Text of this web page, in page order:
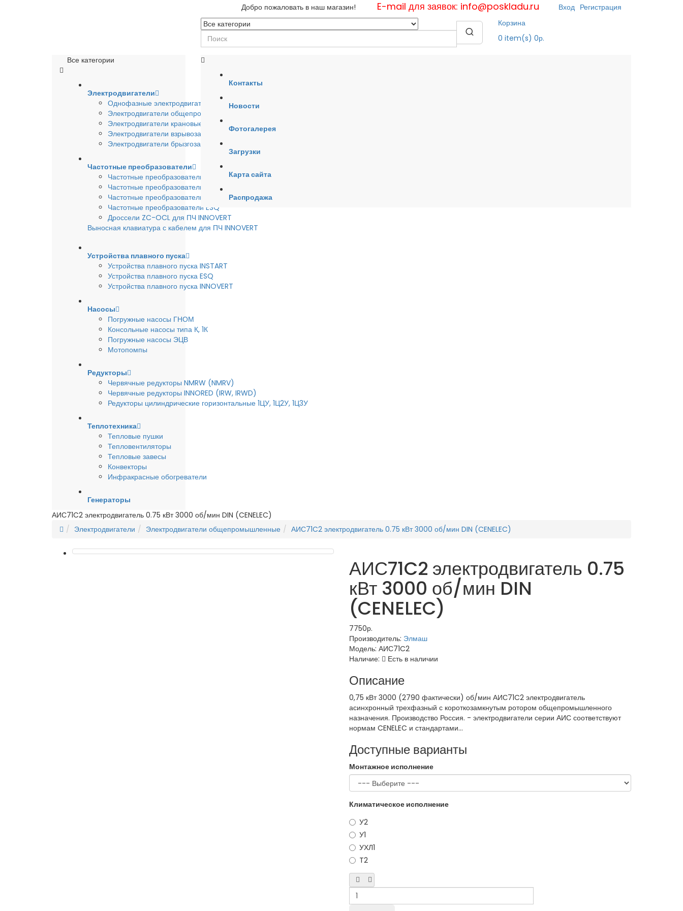
Добро пожаловать в наш магазин! E-mail для заявок: info@poskladu.ru Вход Регистрация
Корзина
0 item(s) 0р.
Все категории
Электродвигатели
Однофазные электродвигатели
Электродвигатели общепромышленные
Электродвигатели крановые
Электродвигатели взрывозащишенные
Электродвигатели брызгозащищенные
Частотные преобразователи
Частотные преобразователи INSTART
Частотные преобразователи INNOVERT
Частотные преобразователи HYUNDAI
Частотные преобразователи ESQ
Дроссели ZC-OCL для ПЧ INNOVERT
Выносная клавиатура с кабелем для ПЧ INNOVERT
Устройства плавного пуска
Устройства плавного пуска INSTART
Устройства плавного пуска ESQ
Устройства плавного пуска INNOVERT
Насосы
Погружные насосы ГНОМ
Консольные насосы типа К, 1К
Погружные насосы ЭЦВ
Мотопомпы
Редукторы
Червячные редукторы NMRW (NMRV)
Червячные редукторы INNORED (IRW, IRWD)
Редукторы цилиндрические горизонтальные 1ЦУ, 1Ц2У, 1Ц3У
Теплотехника
Тепловые пушки
Тепловентиляторы
Тепловые завесы
Конвекторы
Инфракрасные обогреватели
Генераторы
Контакты
Новости
Фотогалерея
Загрузки
Карта сайта
Распродажа
АИС71C2 электродвигатель 0.75 кВт 3000 об/мин DIN (CENELEC)
Электродвигатели
Электродвигатели общепромышленные АИС71C2 электродвигатель 0.75 кВт 3000 об/мин DIN (CENELEC)
АИС71C2 электродвигатель 0.75
кВт 3000 об/мин DIN
(CENELEC)
7750р.
Производитель: Элмаш
Модель: АИС71C2
Наличие:
Есть в наличии
Описание
0,75 кВт 3000 (2790 фактически) об/мин АИС71C2 электродвигатель
асинхронный трехфазный с короткозамкнутым ротором общепромышленного
назначения. Производство Россия. - электродвигатели серии АИС соответствуют
нормам CENELEC и стандартами...
Доступные варианты
Монтажное исполнение
Климатическое исполнение
У2
У1
УХЛ1
T2